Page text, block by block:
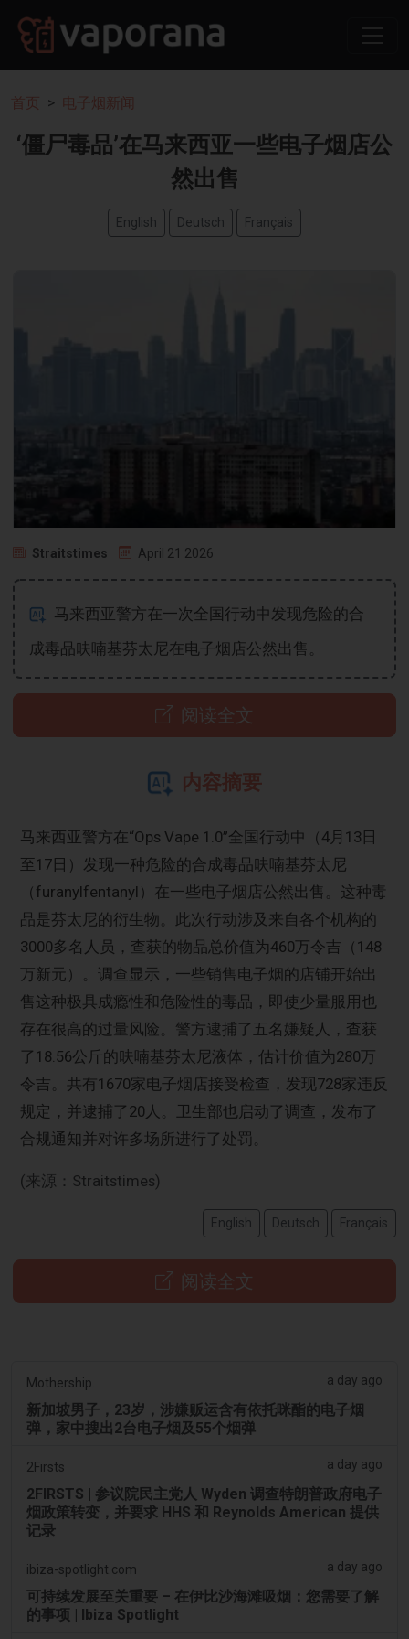
首页 电子烟新闻
‘僵尸毒品’在马来西亚一些电子烟店公
然出售
English Deutsch Français
Straitstimes April 21 2026
马来西亚警方在一次全国行动中发现危险的合
成毒品呋喃基芬太尼在电子烟店公然出售。
阅读全文
内容摘要
马来西亚警方在“Ops Vape 1.0”全国行动中（4月13日
至17日）发现一种危险的合成毒品呋喃基芬太尼
（furanylfentanyl）在一些电子烟店公然出售。这种毒
品是芬太尼的衍生物。此次行动涉及来自各个机构的
3000多名人员，查获的物品总价值为460万令吉（148
万新元）。调查显示，一些销售电子烟的店铺开始出
售这种极具成瘾性和危险性的毒品，即使少量服用也
存在很高的过量风险。警方逮捕了五名嫌疑人，查获
了18.56公斤的呋喃基芬太尼液体，估计价值为280万
令吉。共有1670家电子烟店接受检查，发现728家违反
规定，并逮捕了20人。卫生部也启动了调查，发布了
合规通知并对许多场所进行了处罚。
(来源：Straitstimes)
English Deutsch Français
阅读全文
Mothership. a day ago
新加坡男子，23岁，涉嫌贩运含有依托咪酯的电子烟
弹，家中搜出2台电子烟及55个烟弹
2Firsts a day ago
2FIRSTS | 参议院民主党人 Wyden 调查特朗普政府电子
烟政策转变，并要求 HHS 和 Reynolds American 提供
记录
ibiza-spotlight.com a day ago
可持续发展至关重要 – 在伊比沙海滩吸烟：您需要了解
的事项 | Ibiza Spotlight